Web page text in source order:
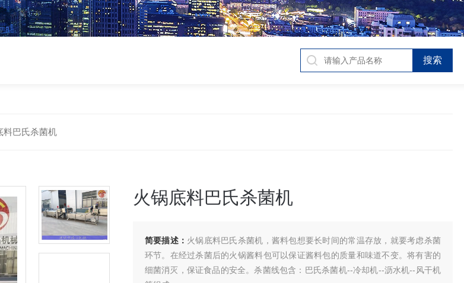
料巴氏杀菌机
火锅底料巴氏杀菌机
简要描述： 火锅底料巴氏杀菌机，酱料包想要长时间的常温存放，就要考虑杀菌
环节。在经过杀菌后的火锅酱料包可以保证酱料包的质量和味道不变。将有害的
细菌消灭，保证食品的安全。杀菌线包含：巴氏杀菌机--冷却机--沥水机--风干机